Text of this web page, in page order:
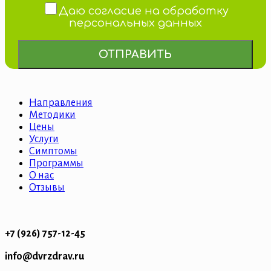
Даю согласие на обработку
персональных данных
Направления
Методики
Цены
Услуги
Симптомы
Программы
О нас
Отзывы
+7 (926) 757-12-45
info@dvrzdrav.ru